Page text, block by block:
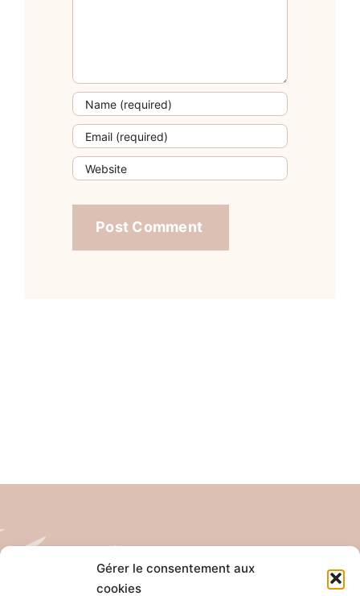
Gérer le consentement aux
cookies